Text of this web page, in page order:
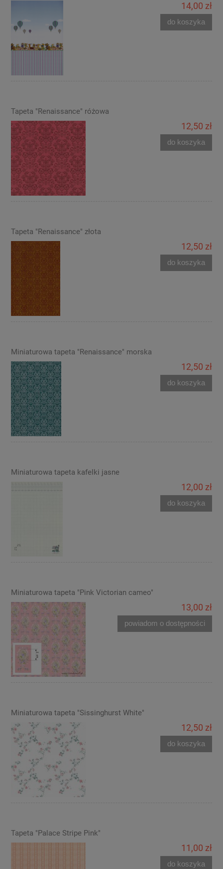
14,00 zł
do koszyka
Tapeta "Renaissance" różowa
12,50 zł
do koszyka
Tapeta "Renaissance" złota
12,50 zł
do koszyka
Miniaturowa tapeta "Renaissance" morska
12,50 zł
do koszyka
Miniaturowa tapeta kafelki jasne
12,00 zł
do koszyka
Miniaturowa tapeta "Pink Victorian cameo"
13,00 zł
powiadom o dostępności
Miniaturowa tapeta "Sissinghurst White"
12,50 zł
do koszyka
Tapeta "Palace Stripe Pink"
11,00 zł
do koszyka